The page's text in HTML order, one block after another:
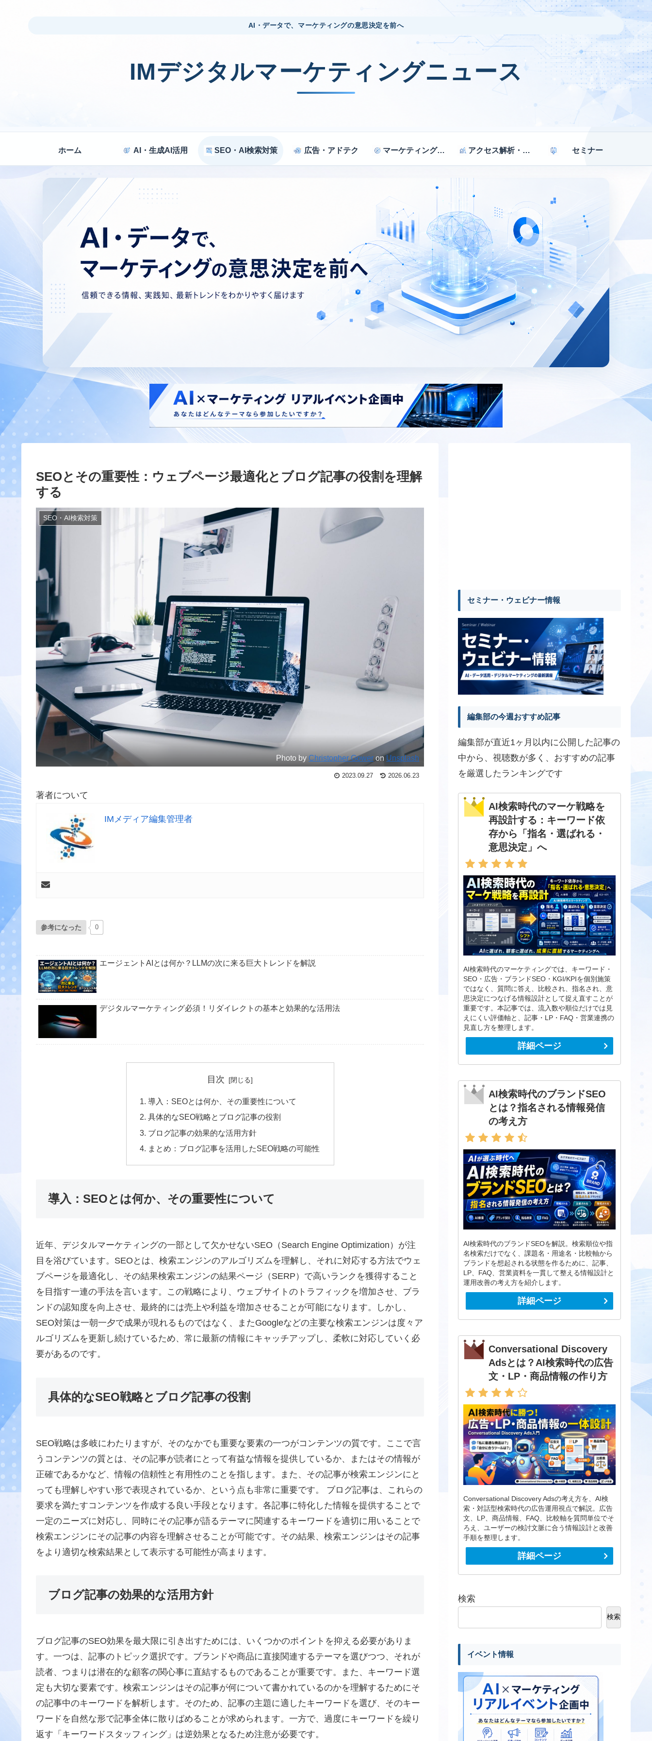
AI・データで、マーケティングの意思決定を前へ
IMデジタルマーケティングニュース
ホーム AI・生成AI活用 SEO・AI検索対策 広告・アドテク マーケティング戦略 アクセス解析・効果測定 セミナー
SEOとその重要性：ウェブページ最適化とブログ記事の役割を理解
する
SEO・AI検索対策
Photo byChristopher Gower onUnsplash
2023.09.27 2026.06.23
著者について
IMメディア編集管理者
参考になった 0
エージェントAIとは何か？LLMの次に来る巨大トレンドを解説
デジタルマーケティング必須！リダイレクトの基本と効果的な活用法
目次
導入：SEOとは何か、その重要性について
具体的なSEO戦略とブログ記事の役割
ブログ記事の効果的な活用方針
まとめ：ブログ記事を活用したSEO戦略の可能性
導入：SEOとは何か、その重要性について
近年、デジタルマーケティングの一部として欠かせないSEO（Search Engine Optimization）が注
目を浴びています。SEOとは、検索エンジンのアルゴリズムを理解し、それに対応する方法でウェ
ブページを最適化し、その結果検索エンジンの結果ページ（SERP）で高いランクを獲得すること
を目指す一連の手法を言います。この戦略により、ウェブサイトのトラフィックを増加させ、ブラ
ンドの認知度を向上させ、最終的には売上や利益を増加させることが可能になります。しかし、
SEO対策は一朝一夕で成果が現れるものではなく、またGoogleなどの主要な検索エンジンは度々ア
ルゴリズムを更新し続けているため、常に最新の情報にキャッチアップし、柔軟に対応していく必
要があるのです。
具体的なSEO戦略とブログ記事の役割
SEO戦略は多岐にわたりますが、そのなかでも重要な要素の一つがコンテンツの質です。ここで言
うコンテンツの質とは、その記事が読者にとって有益な情報を提供しているか、またはその情報が
正確であるかなど、情報の信頼性と有用性のことを指します。また、その記事が検索エンジンにと
っても理解しやすい形で表現されているか、という点も非常に重要です。 ブログ記事は、これらの
要求を満たすコンテンツを作成する良い手段となります。各記事に特化した情報を提供することで
一定のニーズに対応し、同時にその記事が語るテーマに関連するキーワードを適切に用いることで
検索エンジンにその記事の内容を理解させることが可能です。その結果、検索エンジンはその記事
をより適切な検索結果として表示する可能性が高まります。
ブログ記事の効果的な活用方針
ブログ記事のSEO効果を最大限に引き出すためには、いくつかのポイントを抑える必要がありま
す。一つは、記事のトピック選択です。ブランドや商品に直接関連するテーマを選びつつ、それが
読者、つまりは潜在的な顧客の関心事に直結するものであることが重要です。また、キーワード選
定も大切な要素です。検索エンジンはその記事が何について書かれているのかを理解するためにそ
の記事中のキーワードを解析します。そのため、記事の主題に適したキーワードを選び、そのキー
ワードを自然な形で記事全体に散りばめることが求められます。一方で、過度にキーワードを繰り
返す「キーワードスタッフィング」は逆効果となるため注意が必要です。
セミナー・ウェビナー情報
編集部の今週おすすめ記事
編集部が直近1ヶ月以内に公開した記事の
中から、視聴数が多く、おすすめの記事
を厳選したランキングです
AI検索時代のマーケ戦略を
再設計する：キーワード依
存から「指名・選ばれる・
意思決定」へ
AI検索時代のマーケティングでは、キーワード・
SEO・広告・ブランドSEO・KGI/KPIを個別施策
ではなく、質問に答え、比較され、指名され、意
思決定につなげる情報設計として捉え直すことが
重要です。本記事では、流入数や順位だけでは見
えにくい評価軸と、記事・LP・FAQ・営業連携の
見直し方を整理します。
詳細ページ
AI検索時代のブランドSEO
とは？指名される情報発信
の考え方
AI検索時代のブランドSEOを解説。検索順位や指
名検索だけでなく、課題名・用途名・比較軸から
ブランドを想起される状態を作るために、記事、
LP、FAQ、営業資料を一貫して整える情報設計と
運用改善の考え方を紹介します。
詳細ページ
Conversational Discovery
Adsとは？AI検索時代の広告
文・LP・商品情報の作り方
Conversational Discovery Adsの考え方を、AI検
索・対話型検索時代の広告運用視点で解説。広告
文、LP、商品情報、FAQ、比較軸を質問単位でそ
ろえ、ユーザーの検討文脈に合う情報設計と改善
手順を整理します。
詳細ページ
検索
検索
イベント情報